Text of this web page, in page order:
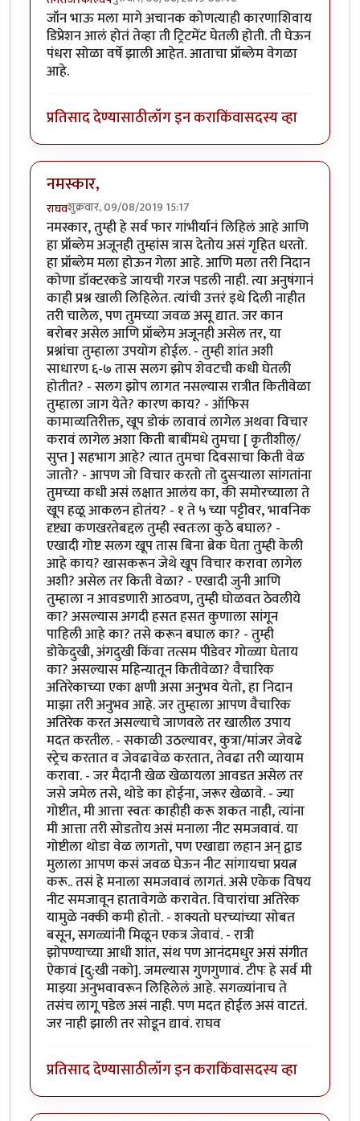
जॉन भाऊ मला मागे अचानक कोणत्याही कारणाशिवाय
डिप्रेशन आलं होतं तेव्हा ती ट्रिटमेंट घेतली होती. ती घेऊन
पंधरा सोळा वर्षे झाली आहेत. आताचा प्रॉब्लेम वेगळा
आहे.
प्रतिसाद देण्यासाठीलॉग इन कराकिंवासदस्य व्हा
नमस्कार,
राघवशुक्रवार, 09/08/2019 15:17
नमस्कार, तुम्ही हे सर्व फार गांभीर्यानं लिहिलं आहे आणि
हा प्रॉब्लेम अजूनही तुम्हांस त्रास देतोय असं गृहित धरतो.
हा प्रॉब्लेम मला होऊन गेला आहे. आणि मला तरी निदान
कोणा डॉक्टरकडे जायची गरज पडली नाही. त्या अनुषंगानं
काही प्रश्न खाली लिहिलेत. त्यांची उत्तरं इथे दिली नाहीत
तरी चालेल, पण तुमच्या जवळ असू द्यात. जर कान
बरोबर असेल आणि प्रॉब्लेम अजूनही असेल तर, या
प्रश्नांचा तुम्हाला उपयोग होईल. - तुम्ही शांत अशी
साधारण ६-७ तास सलग झोप शेवटची कधी घेतली
होतीत? - सलग झोप लागत नसल्यास रात्रीत कितीवेळा
तुम्हाला जाग येते? कारण काय? - ऑफिस
कामाव्यतिरीक्त, खूप डोकं लावावं लागेल अथवा विचार
करावं लागेल अशा किती बाबींमधे तुमचा [ कृतीशील्/
सुप्त ] सहभाग आहे? त्यात तुमचा दिवसाचा किती वेळ
जातो? - आपण जो विचार करतो तो दुसर्‍याला सांगतांना
तुमच्या कधी असं लक्षात आलंय का, की समोरच्याला ते
खूप हळू आकलन होतंय? - १ ते ५ च्या पट्टीवर, भावनिक
दृष्ट्या कणखरतेबद्दल तुम्ही स्वतःला कुठे बघाल? -
एखादी गोष्ट सलग खूप तास बिना ब्रेक घेता तुम्ही केली
आहे काय? खासकरून जेथे खूप विचार करावा लागेल
अशी? असेल तर किती वेळा? - एखादी जुनी आणि
तुम्हाला न आवडणारी आठवण, तुम्ही घोळवत ठेवलीये
का? असल्यास अगदी हसत हसत कुणाला सांगून
पाहिली आहे का? तसे करून बघाल का? - तुम्ही
डोकेदुखी, अंगदुखी किंवा तत्सम पीडेवर गोळ्या घेताय
का? असल्यास महिन्यातून कितीवेळा? वैचारिक
अतिरेकाच्या एका क्षणी असा अनुभव येतो, हा निदान
माझा तरी अनुभव आहे. जर तुम्हाला आपण वैचारिक
अतिरेक करत असल्याचे जाणवले तर खालील उपाय
मदत करतील. - सकाळी उठल्यावर, कुत्रा/मांजर जेवढे
स्ट्रेच करतात व जेवढावेळ करतात, तेवढा तरी व्यायाम
करावा. - जर मैदानी खेळ खेळायला आवडत असेल तर
जसे जमेल तसे, थोडे का होईना, जरूर खेळावे. - ज्या
गोष्टीत, मी आत्ता स्वतः काहीही करू शकत नाही, त्यांना
मी आत्ता तरी सोडतोय असं मनाला नीट समजवावं. या
गोष्टीला थोडा वेळ लागतो, पण एखाद्या लहान अन् द्वाड
मुलाला आपण कसं जवळ घेऊन नीट सांगायचा प्रयत्न
करू.. तसं हे मनाला समजवावं लागतं. असे एकेक विषय
नीट समजावून हातावेगळे करावेत. विचारांचा अतिरेक
यामुळे नक्की कमी होतो. - शक्यतो घरच्यांच्या सोबत
बसून, सगळ्यांनी मिळून एकत्र जेवावं. - रात्री
झोपण्याच्या आधी शांत, संथ पण आनंदमधुर असं संगीत
ऐकावं [दु:खी नको]. जमल्यास गुणगुणावं. टीपः हे सर्व मी
माझ्या अनुभवावरून लिहिलेलं आहे. सगळ्यांनाच ते
तसंच लागू पडेल असं नाही. पण मदत होईल असं वाटतं.
जर नाही झाली तर सोडून द्यावं. राघव
प्रतिसाद देण्यासाठीलॉग इन कराकिंवासदस्य व्हा